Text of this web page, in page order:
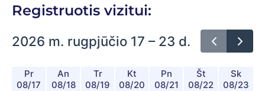
Registruotis vizitui:
2026 m. rugpjūčio 17 – 23 d.
Pr
08/17
An
08/18
Tr
08/19
Kt
08/20
Pn
08/21
Št
08/22
Sk
08/23